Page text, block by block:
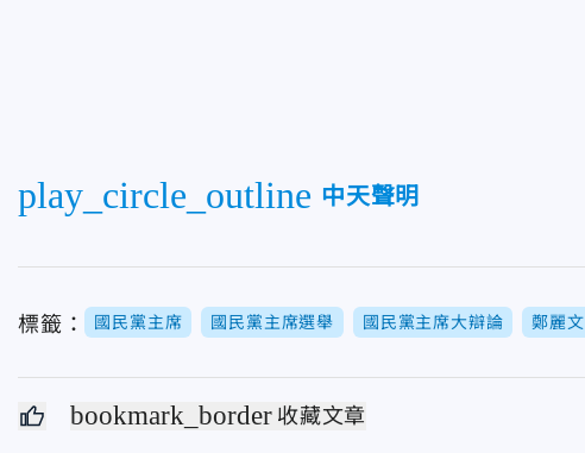
play_circle_outline 中天聲明
標籤： 國民黨主席 國民黨主席選舉 國民黨主席大辯論 鄭麗文
bookmark_border 收藏文章